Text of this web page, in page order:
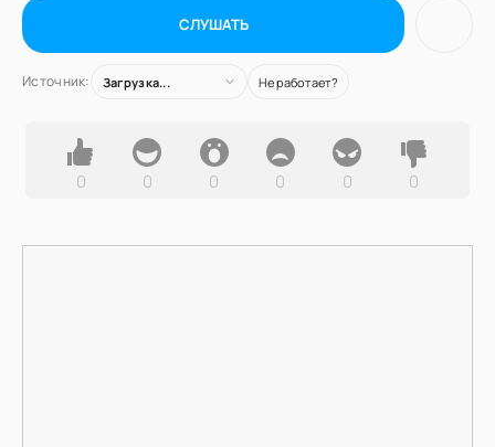
СЛУШАТЬ
Источник: Загрузка... Не работает?
0 0 0 0 0 0